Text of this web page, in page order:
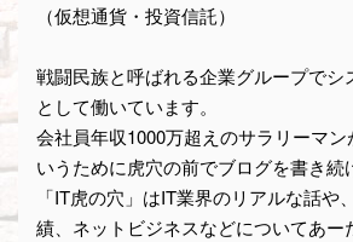
（仮想通貨・投資信託）
戦闘民族と呼ばれる企業グループでシ
として働いています。
会社員年収1000万超えのサラリーマ
いうために虎穴の前でブログを書き続
「IT虎の穴」はIT業界のリアルな話や
績、ネットビジネスなどについてあー